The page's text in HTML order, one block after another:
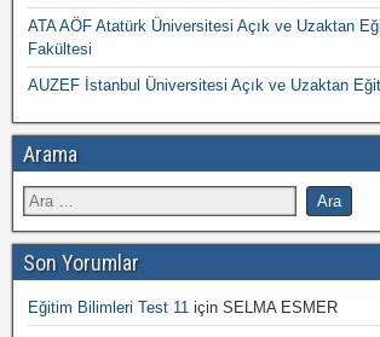
ATA AÖF Atatürk Üniversitesi Açık ve Uzaktan
Fakültesi
AUZEF İstanbul Üniversitesi Açık ve Uzaktan
Arama
Son Yorumlar
Eğitim Bilimleri Test 11 için SELMA ESMER